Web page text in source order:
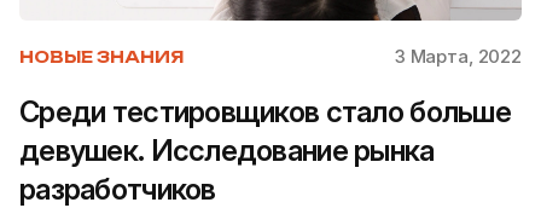
НОВЫЕ ЗНАНИЯ 3 Марта, 2022
Среди тестировщиков стало больше
девушек. Исследование рынка
разработчиков